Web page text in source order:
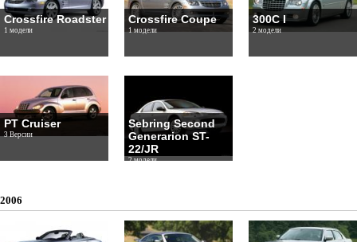
Crossfire Roadster
1 модели
Crossfire Coupe
1 модели
300C I
2 модели
PT Cruiser
3 Версии
Sebring Second
Generarion ST-
22/JR
2 модели
2006